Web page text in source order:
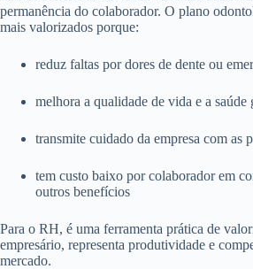
permanência do colaborador. O plano
mais valorizados porque:
reduz faltas por dores de dente ou
melhora a qualidade de vida e a saúde
transmite cuidado da empresa com as
tem custo baixo por colaborador em
outros benefícios
Para o RH, é uma ferramenta prática de
empresário, representa produtividade e
mercado.